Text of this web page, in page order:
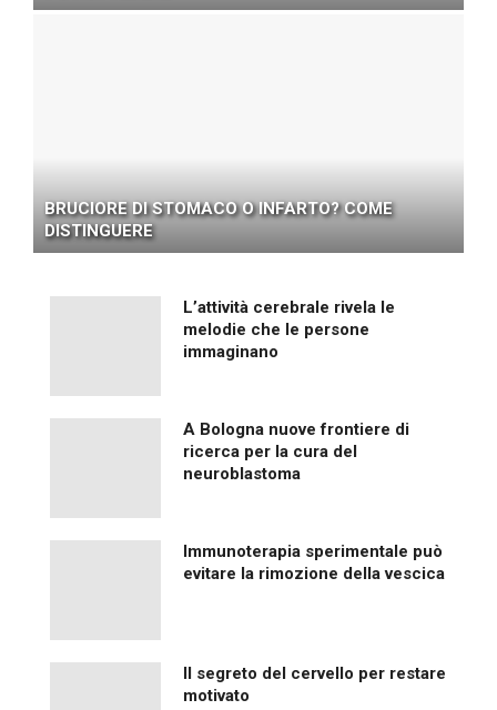
BRUCIORE DI STOMACO O INFARTO? COME
DISTINGUERE
L’attività cerebrale rivela le
melodie che le persone
immaginano
A Bologna nuove frontiere di
ricerca per la cura del
neuroblastoma
Immunoterapia sperimentale può
evitare la rimozione della vescica
Il segreto del cervello per restare
motivato